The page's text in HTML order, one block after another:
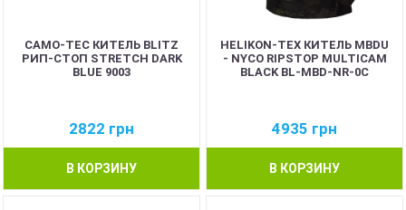
CAMO-TEC КИТЕЛЬ BLITZ
РИП-СТОП STRETCH DARK
BLUE 9003
2822 грн
В КОРЗИНУ
HELIKON-TEX КИТЕЛЬ MBDU
- NYCO RIPSTOP MULTICAM
BLACK BL-MBD-NR-0С
4935 грн
В КОРЗИНУ